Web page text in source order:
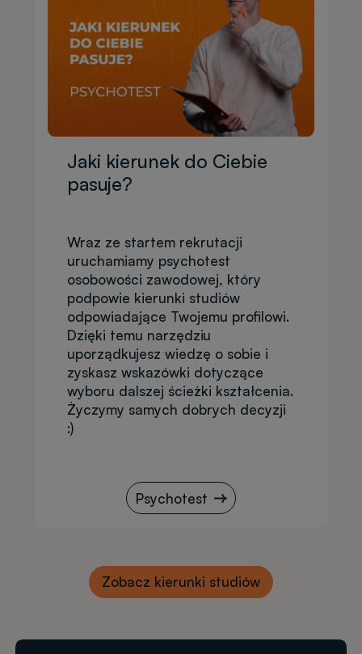
Jaki kierunek do Ciebie
pasuje?
Wraz ze startem rekrutacji
uruchamiamy psychotest
osobowości zawodowej, który
podpowie kierunki studiów
odpowiadające Twojemu profilowi.
Dzięki temu narzędziu
uporządkujesz wiedzę o sobie i
zyskasz wskazówki dotyczące
wyboru dalszej ścieżki kształcenia.
Życzymy samych dobrych decyzji
:)
Psychotest
Zobacz kierunki studiów